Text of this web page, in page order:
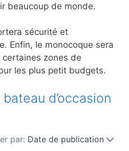
beaucoup de monde.
sécurité et
Enfin, le monocoque sera
zones de
les plus petit budgets.
d’occasion
par: Date de publication